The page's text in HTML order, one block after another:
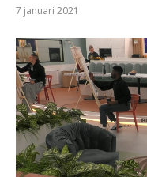
7 januari 2021